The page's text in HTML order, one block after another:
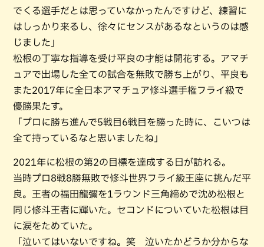
でくる選手だとは思っていなかったんですけど、練習に
はしっかり来るし、徐々にセンスがあるなというのは感
じました」
松根の丁寧な指導を受け平良の才能は開花する。アマチ
ュアで出場した全ての試合を無敗で勝ち上がり、平良も
また2017年に全日本アマチュア修斗選手権フライ級で
優勝果たす。
「プロに勝ち進んで5戦目6戦目を勝った時に、こいつは
全て持っているなと思いましたね」
2021年に松根の第2の目標を達成する日が訪れる。
当時プロ8戦8勝無敗で修斗世界フライ級王座に挑んだ平
良。王者の福田龍彌を1ラウンド三角締めで沈め松根と
同じ修斗王者に輝いた。セコンドについていた松根は目
に涙をためていた。
「泣いてはいないですね。笑 泣いたかどうか分からな